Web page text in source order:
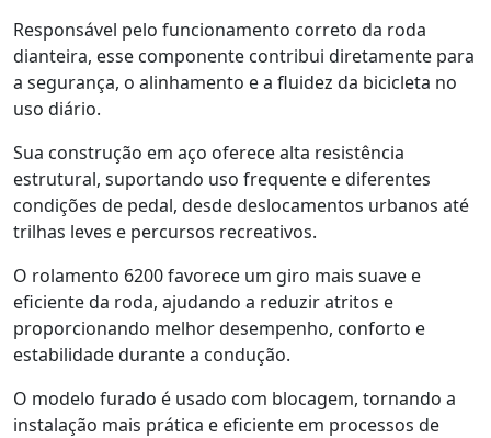
Responsável pelo funcionamento correto da roda
dianteira, esse componente contribui diretamente para
a segurança, o alinhamento e a fluidez da bicicleta no
uso diário.
Sua construção em aço oferece alta resistência
estrutural, suportando uso frequente e diferentes
condições de pedal, desde deslocamentos urbanos até
trilhas leves e percursos recreativos.
O rolamento 6200 favorece um giro mais suave e
eficiente da roda, ajudando a reduzir atritos e
proporcionando melhor desempenho, conforto e
estabilidade durante a condução.
O modelo furado é usado com blocagem, tornando a
instalação mais prática e eficiente em processos de